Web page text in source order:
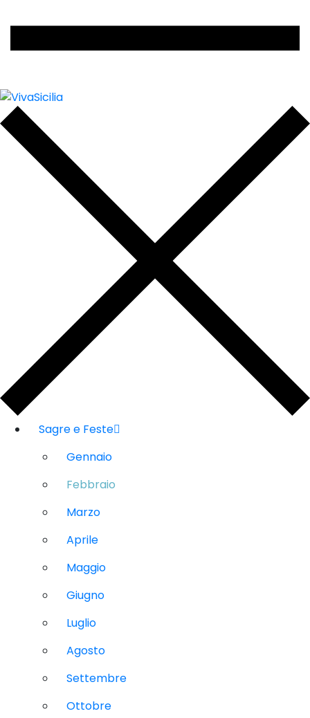
Sagre e Feste
Gennaio
Febbraio
Marzo
Aprile
Maggio
Giugno
Luglio
Agosto
Settembre
Ottobre